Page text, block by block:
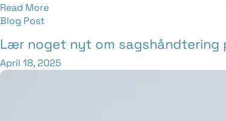
Read More
Blog Post
Lær noget nyt om sagshåndtering
April 18, 2025